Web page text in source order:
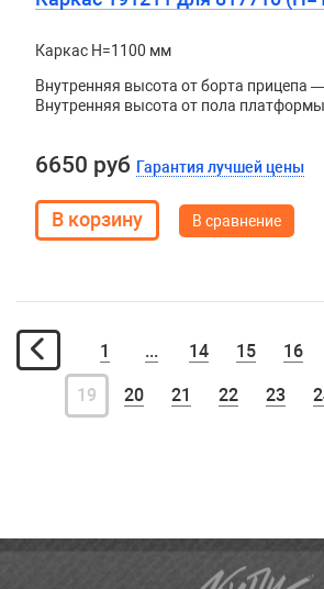
Каркас H=1100 мм
Внутренняя высота от борта прицепа
Внутренняя высота от пола
6650 руб Гарантия лучшей цены
В сравнение
1 ... 14 15 16
19 20 21 22 23